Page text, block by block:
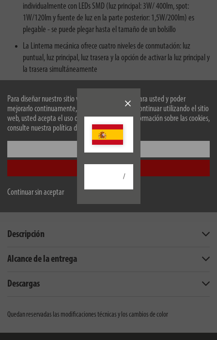
Para diseñar nuestro sitio web de forma óptima para usted y poder
mejorarlo continuamente, utilizamos cookies. Al continuar utilizando el sitio
web, usted acepta el uso de cookies. Para más información sobre las cookies,
consulte nuestra política de privacidad.
Continuar sin aceptar
/
individualmente con LEDs SMD (luz principal: 3W/ 400lm, spot:
1W/120lm y fuente de luz en la parte posterior: 1,5W/200lm) es
plegable - se puede plegar hasta el tamaño de un bolsillo
La Linterna mecánica ofrece cuatro niveles de conmutación: luz
puntual, luz principal, luz trasera y la opción de activar la luz principal y
la trasera simultáneamente
imanes (2 en el lateral, 1 en la base) y un clip: opciones de aplicación
flexibles, ya que se adhiere firmemente a superficies metálicas o se
puede sujetar a bolsas
La Linterna con batería recargable e interfaz de carga USB C (cable de
rápida - tiempo de carga aprox. 2,5h (el indicador de carga parpadea
Descripción
Alcance de la entrega
Descargas
Quedan reservadas las modificaciones técnicas y los cambios de color